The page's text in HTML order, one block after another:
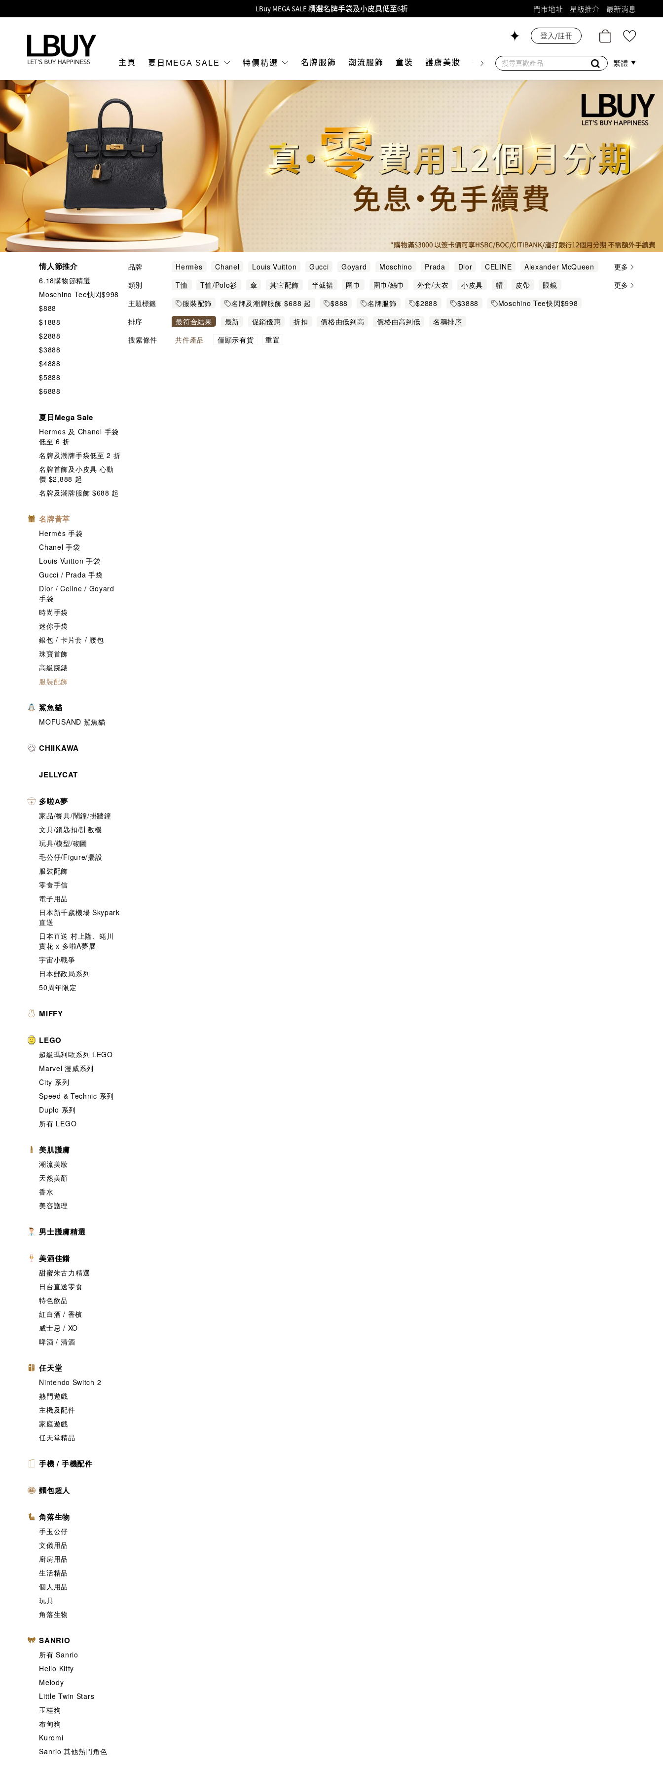
Goyard Hobo / Hobo Mini人氣限量特別版限時原價低至75折!
MOKO 1樓175號鋪旗艦店特設名牌Hermès、CHANEL及LV專區！
重要通告：銀行轉帳及轉數快付款注意事項
購物滿HKD500即享免運費！
LBuy獲香港知識產權署頒發2026《正版正貨承諾》商標
LBuy MEGA SALE 精選名牌手袋及小皮具低至6折
門市地址 星級推介 最新消息
主頁 夏日MEGA SALE 特價精選 名牌服飾 潮流服飾 童裝 護膚美妝 香水香薰 個人護理 母嬰護理 遊戲及精品
登入/註冊
繁體
情人節推介
6.18購物節精選
Moschino Tee快閃$998
$888
$1888
$2888
$3888
$4888
$5888
$6888
夏日Mega Sale
Hermes 及 Chanel 手袋
低至 6 折
名牌及潮牌手袋低至 2 折
名牌首飾及小皮具 心動
價 $2,888 起
名牌及潮牌服飾 $688 起
名牌薈萃
Hermès 手袋
Chanel 手袋
Louis Vuitton 手袋
Gucci / Prada 手袋
Dior / Celine / Goyard
手袋
時尚手袋
迷你手袋
銀包 / 卡片套 / 腰包
珠寶首飾
高級腕錶
服裝配飾
鯊魚貓
MOFUSAND 鯊魚貓
CHIIKAWA
JELLYCAT
多啦A夢
家品/餐具/鬧鐘/掛牆鐘
文具/鎖匙扣/計數機
玩具/模型/砌圖
毛公仔/Figure/擺設
服裝配飾
零食手信
電子用品
日本新千歲機場 Skypark
直送
日本直送 村上隆、蜷川
實花 x 多啦A夢展
宇宙小戰爭
日本郵政局系列
50周年限定
MIFFY
LEGO
超級瑪利歐系列 LEGO
Marvel 漫威系列
City 系列
Speed & Technic 系列
Duplo 系列
所有 LEGO
美肌護膚
潮流美妝
天然美顏
香水
美容護理
男士護膚精選
美酒佳餚
甜蜜朱古力精選
日台直送零食
特色飲品
紅白酒 / 香檳
威士忌 / XO
啤酒 / 清酒
任天堂
Nintendo Switch 2
熱門遊戲
主機及配件
家庭遊戲
任天堂精品
手機 / 手機配件
麵包超人
角落生物
手玉公仔
文儀用品
廚房用品
生活精品
個人用品
玩具
角落生物
SANRIO
所有 Sanrio
Hello Kitty
Melody
Little Twin Stars
玉桂狗
布甸狗
Kuromi
Sanrio 其他熱門角色
品牌 Hermès Chanel Louis Vuitton Gucci Goyard Moschino Prada Dior CELINE
Alexander McQueen
Alexander Wang
Ami Paris Balenciaga Balmain Burberry Chloé Diesel Fendi Givenchy
LANVIN
Loewe Max Mara Miu Miu See by Chloé Vivienne Westwood Y-3
更多
類別
T恤 T恤/Polo衫 傘 其它配飾 半截裙 圍巾 圍巾/絲巾 外套/大衣 小皮具 帽 皮帶
眼鏡
羽絨服/棉服
背心/吊帶/馬甲 衛衣 襪 襯衫 連衣裙 針織衫/開衫 領呔/領結
更多
主題標籤
服裝配飾 名牌及潮牌服飾 $688 起 $888 名牌服飾 $2888 $3888
Moschino Tee快閃$998
$1888
排序 最符合結果 最新 促銷優惠 折扣 價格由低到高 價格由高到低
名稱排序
搜索條件
共件產品 僅顯示有貨 重置